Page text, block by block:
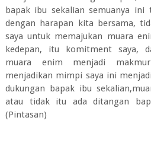
bapak ibu sekalian semuanya ini
dengan harapan kita bersama,
saya untuk memajukan muara
kedepan, itu komitment saya,
muara enim menjadi
menjadikan mimpi saya ini
dukungan bapak ibu
atau tidak itu ada ditangan
(Pintasan)